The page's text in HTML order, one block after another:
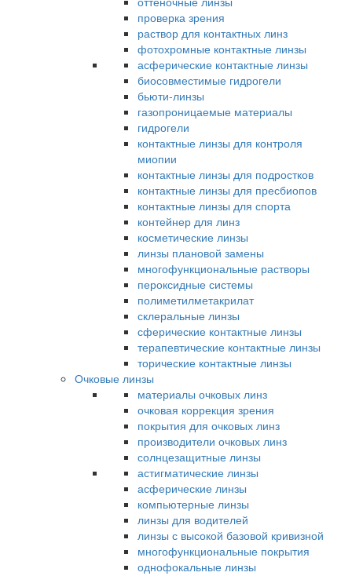
проверка зрения
раствор для контактных линз
фотохромные контактные линзы
асферические контактные линзы
биосовместимые гидрогели
бьюти-линзы
газопроницаемые материалы
гидрогели
контактные линзы для контроля
миопии
контактные линзы для подростков
контактные линзы для пресбиопов
контактные линзы для спорта
контейнер для линз
косметические линзы
линзы плановой замены
многофункциональные растворы
пероксидные системы
полиметилметакрилат
склеральные линзы
сферические контактные линзы
терапевтические контактные линзы
торические контактные линзы
Очковые линзы
материалы очковых линз
очковая коррекция зрения
покрытия для очковых линз
производители очковых линз
солнцезащитные линзы
астигматические линзы
асферические линзы
компьютерные линзы
линзы для водителей
линзы с высокой базовой кривизной
многофункциональные покрытия
однофокальные линзы